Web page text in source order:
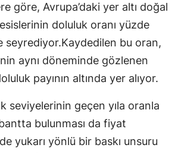
göre, Avrupa’daki yer altı doğal
doluluk oranı yüzde
seyrediyor.Kaydedilen bu oran,
aynı döneminde gözlenen
payının altında yer alıyor.
seviyelerinin geçen yıla oranla
bulunması da fiyat
yukarı yönlü bir baskı unsuru